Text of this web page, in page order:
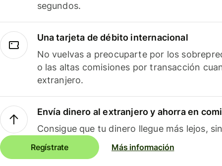
segundos.
Una tarjeta de débito internacional
No vuelvas a preocuparte por los
o las altas comisiones por transacción
extranjero.
Envía dinero al extranjero y ahorra en
Consigue que tu dinero llegue más lejos,
Regístrate Más información